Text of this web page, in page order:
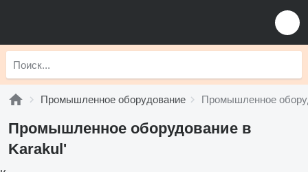
Промышленное оборудование Промышленное
Промышленное оборудование в
Karakul'